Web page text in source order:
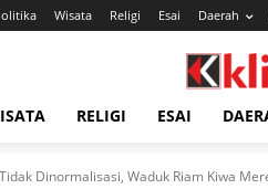
Wisata Religi Esai Daerah
RELIGI ESAI
Dinormalisasi, Waduk Riam Kiwa